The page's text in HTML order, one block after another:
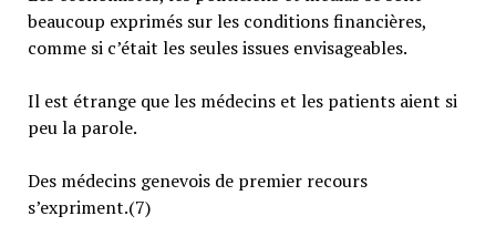
beaucoup exprimés sur les conditions financières,
comme si c’était les seules issues envisageables.
Il est étrange que les médecins et les patients aient si
peu la parole.
Des médecins genevois de premier recours
s’expriment.(7)